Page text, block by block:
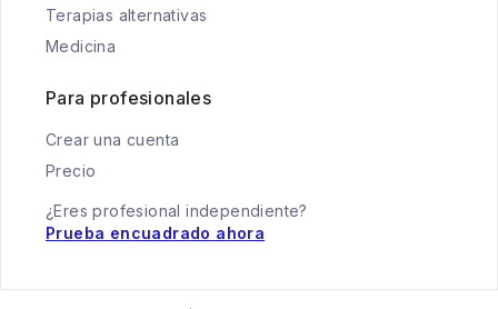
Terapias alternativas
Medicina
Para profesionales
Crear una cuenta
Precio
¿Eres profesional independiente?
Prueba encuadrado ahora